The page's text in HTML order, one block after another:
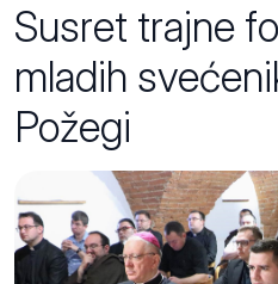
Susret trajne
mladih
Požegi